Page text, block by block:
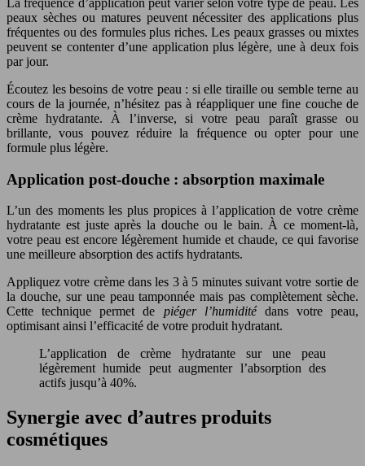
La fréquence d’application peut varier selon votre type de peau. Les
peaux sèches ou matures peuvent nécessiter des applications plus
fréquentes ou des formules plus riches. Les peaux grasses ou mixtes
peuvent se contenter d’une application plus légère, une à deux fois
par jour.
Écoutez les besoins de votre peau : si elle tiraille ou semble terne au
cours de la journée, n’hésitez pas à réappliquer une fine couche de
crème hydratante. À l’inverse, si votre peau paraît grasse ou
brillante, vous pouvez réduire la fréquence ou opter pour une
formule plus légère.
Application post-douche : absorption maximale
L’un des moments les plus propices à l’application de votre crème
hydratante est juste après la douche ou le bain. À ce moment-là,
votre peau est encore légèrement humide et chaude, ce qui favorise
une meilleure absorption des actifs hydratants.
Appliquez votre crème dans les 3 à 5 minutes suivant votre sortie de
la douche, sur une peau tamponnée mais pas complètement sèche.
Cette technique permet de piéger l’humidité dans votre peau,
optimisant ainsi l’efficacité de votre produit hydratant.
L’application de crème hydratante sur une peau
légèrement humide peut augmenter l’absorption des
actifs jusqu’à 40%.
Synergie avec d’autres produits
cosmétiques